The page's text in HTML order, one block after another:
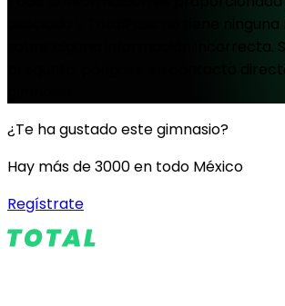
asociado y TotalPass no tiene
sobre alguna información incorrecta.
pregunta, póngase en contacto
¿Te ha gustado este gimnasio?
Hay más de 3000 en todo México
Regístrate